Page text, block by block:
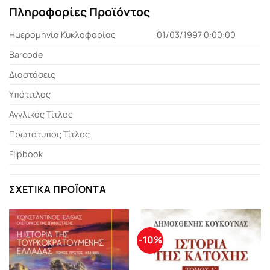
Πληροφορίες Προϊόντος
Ημερομηνία Κυκλοφορίας
01/03/1997 0:00:00
Barcode
Διαστάσεις
Υπότιτλος
Αγγλικός Τίτλος
Πρωτότυπος Τίτλος
Flipbook
ΣΧΕΤΙΚΆ ΠΡΟΪΌΝΤΑ
-10%